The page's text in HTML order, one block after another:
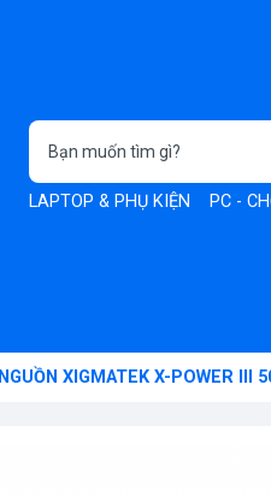
LAPTOP & PHỤ KIỆN PC -
NGUỒN XIGMATEK X-POWER III